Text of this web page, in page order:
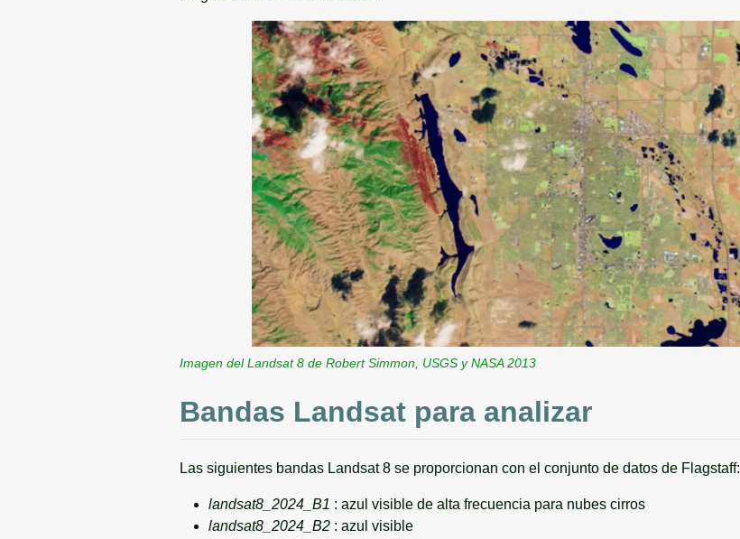
Imagen del Landsat 8 de Robert Simmon, USGS y NASA 2013
Bandas Landsat para analizar
Las siguientes bandas Landsat 8 se proporcionan con el conjunto de datos de Flagstaff:
landsat8_2024_B1 : azul visible de alta frecuencia para nubes cirros
landsat8_2024_B2: azul visible